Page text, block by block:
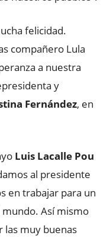
felicidad.
compañero Lula
a nuestra
y
Fernández, en
Luis Lacalle Pou
al presidente
en trabajar para un
Así mismo
muy buenas